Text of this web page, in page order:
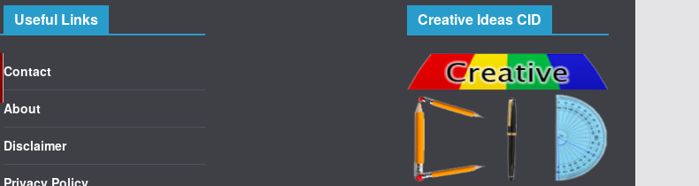
Useful Links
Contact
About
Disclaimer
Privacy Policy
Creative Ideas CID